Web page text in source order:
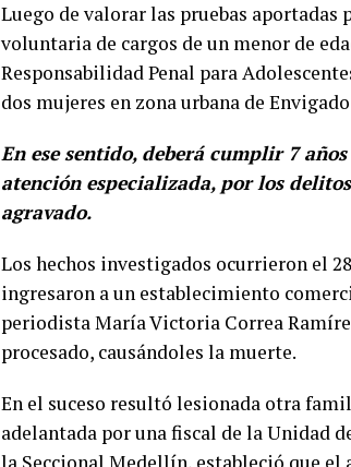
Luego de valorar las pruebas
voluntaria de cargos de un menor de
Responsabilidad Penal para
dos mujeres en zona urbana de
En ese sentido, deberá cumplir 7
atención especializada, por los
agravado.
Los hechos investigados ocurrieron el
ingresaron a un establecimiento
periodista María Victoria Correa
procesado, causándoles la muerte.
En el suceso resultó lesionada otra
adelantada por una fiscal de la Unidad